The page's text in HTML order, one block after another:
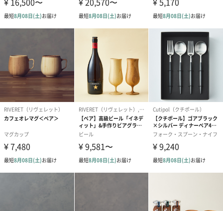
徹底的に素材にこだわる【RIVERET】
繊細な泡を持続させるその理由は、手作業によって丁寧に磨きあ
げられた、素材表面の滑らかさにあります。
それは陶器や金属、ガラス製には表現できない、天然素材ならで
はの資質。
カラーは天然素材本来の色味をいかした高級感のあるホワイト
と、高温で燻すことで色を変化させた趣のある色合いのブラウン
をご用意。
持続可能な天然エコ資材「天然孟宗竹」